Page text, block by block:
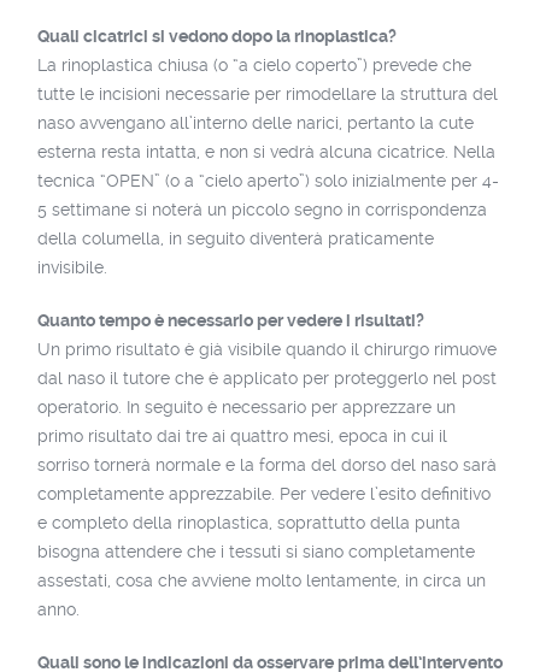
Quali cicatrici si vedono dopo la rinoplastica?
La rinoplastica chiusa (o “a cielo coperto”) prevede che
tutte le incisioni necessarie per rimodellare la struttura del
naso avvengano all’interno delle narici, pertanto la cute
esterna resta intatta, e non si vedrà alcuna cicatrice. Nella
tecnica “OPEN” (o a “cielo aperto”) solo inizialmente per 4-
5 settimane si noterà un piccolo segno in corrispondenza
della columella, in seguito diventerà praticamente
invisibile.
Quanto tempo è necessario per vedere i risultati?
Un primo risultato è già visibile quando il chirurgo rimuove
dal naso il tutore che è applicato per proteggerlo nel post
operatorio. In seguito è necessario per apprezzare un
primo risultato dai tre ai quattro mesi, epoca in cui il
sorriso tornerà normale e la forma del dorso del naso sarà
completamente apprezzabile. Per vedere l’esito definitivo
e completo della rinoplastica, soprattutto della punta
bisogna attendere che i tessuti si siano completamente
assestati, cosa che avviene molto lentamente, in circa un
anno.
Quali sono le indicazioni da osservare prima dell’intervento